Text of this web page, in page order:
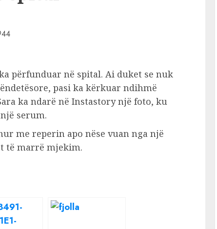
përfunduar në spital. Ai duket se nuk
pasi ka kërkuar ndihmë
ka ndarë në Instastory një foto, ku
serum.
me reperin apo nëse vuan nga një
të marrë mjekim.